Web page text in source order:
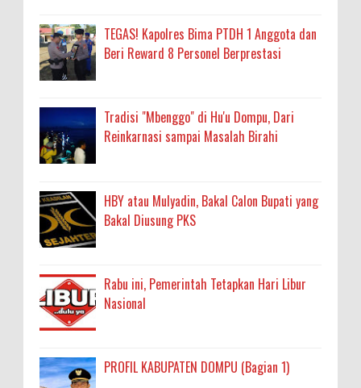
TEGAS! Kapolres Bima PTDH 1 Anggota dan
Beri Reward 8 Personel Berprestasi
Tradisi "Mbenggo" di Hu'u Dompu, Dari
Reinkarnasi sampai Masalah Birahi
HBY atau Mulyadin, Bakal Calon Bupati yang
Bakal Diusung PKS
Rabu ini, Pemerintah Tetapkan Hari Libur
Nasional
PROFIL KABUPATEN DOMPU (Bagian 1)